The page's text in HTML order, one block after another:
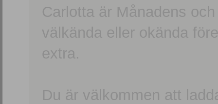
Carlotta är Månadens
välkända eller okända
extra.
Du är välkommen att